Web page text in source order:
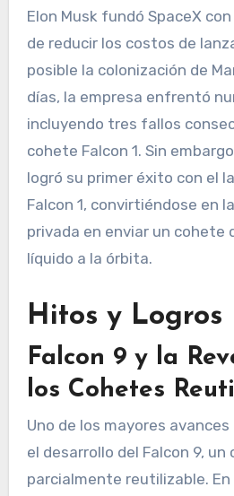
Elon Musk fundó SpaceX
de reducir los costos de
posible la colonización de
días, la empresa enfrentó
incluyendo tres fallos
cohete Falcon 1. Sin
logró su primer éxito con el
Falcon 1, convirtiéndose en
privada en enviar un cohete
líquido a la órbita.
Hitos y Logros
Falcon 9 y la
los Cohetes
Uno de los mayores avances
el desarrollo del Falcon 9, un
parcialmente reutilizable. En